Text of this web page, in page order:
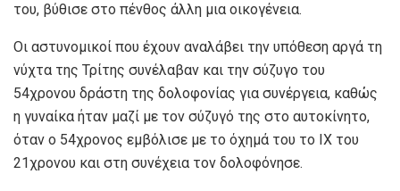
του, βύθισε στο πένθος άλλη μια οικογένεια.
Οι αστυνομικοί που έχουν αναλάβει την υπόθεση αργά τη
νύχτα της Τρίτης συνέλαβαν και την σύζυγο του
54χρονου δράστη της δολοφονίας για συνέργεια, καθώς
η γυναίκα ήταν μαζί με τον σύζυγό της στο αυτοκίνητο,
όταν ο 54χρονος εμβόλισε με το όχημά του το ΙΧ του
21χρονου και στη συνέχεια τον δολοφόνησε.